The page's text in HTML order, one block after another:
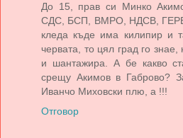
До 15, прав си Минко
СДС, БСП, ВМРО, НДСВ, ГЕРБ
кледа къде има килипир и
червата, то цял град го
и шантажира. А бе какво
срещу Акимов в Габрово?
Иванчо Миховски плю, а !!!
Отговор